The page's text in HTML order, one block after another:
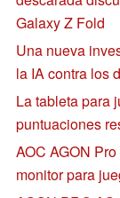
Galaxy Z Fold
Una nueva
la IA contra los
La tableta para
puntuaciones
AOC AGON
monitor para